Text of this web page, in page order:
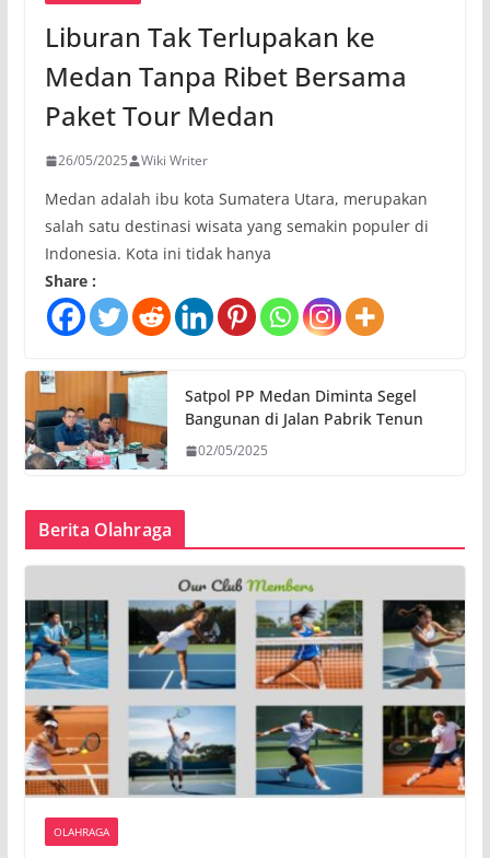
Liburan Tak Terlupakan ke
Medan Tanpa Ribet Bersama
Paket Tour Medan
26/05/2025 Wiki Writer
Medan adalah ibu kota Sumatera Utara, merupakan
salah satu destinasi wisata yang semakin populer di
Indonesia. Kota ini tidak hanya
Share :
Satpol PP Medan Diminta Segel
Bangunan di Jalan Pabrik Tenun
02/05/2025
Berita Olahraga
OLAHRAGA